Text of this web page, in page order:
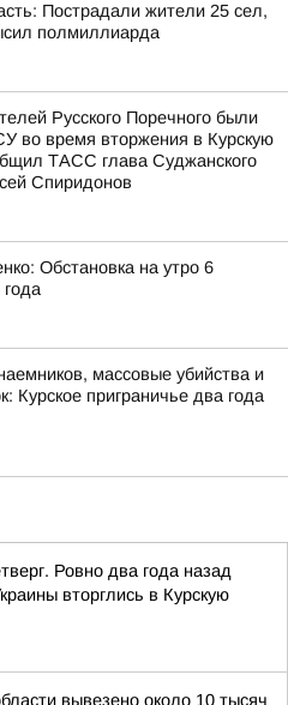
Пострадали жители 25 сел,
полмиллиарда
Русского Поречного были
во время вторжения в Курскую
ТАСС глава Суджанского
Спиридонов
Обстановка на утро 6
года
массовые убийства и
Курское приграничье два года
Ровно два года назад
вторглись в Курскую
вывезено около 10 тысяч